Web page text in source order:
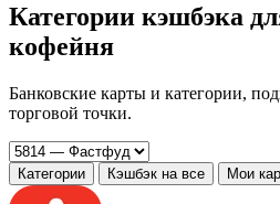
Категории кэшбэка
кофейня
Банковские карты и категории,
торговой точки.
Категории Кэшбэк на все Мои